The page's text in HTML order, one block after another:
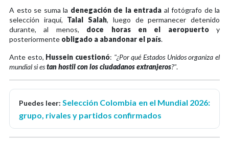
A esto se suma la denegación de la entrada al fotógrafo de la
selección iraquí, Talal Salah, luego de permanecer detenido
durante, al menos, doce horas en el aeropuertoy
posteriormente obligado a abandonar el país.
Ante esto, Hussein cuestionó: "¿Por qué Estados Unidos organiza el
mundial si estan hostil con los ciudadanos extranjeros?".
Puedes leer:Selección Colombia en el Mundial 2026:
grupo, rivales y partidos confirmados